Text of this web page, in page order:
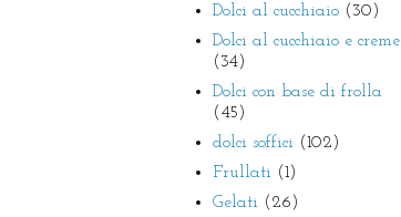
Dolci al cucchiaio (30)
Dolci al cucchiaio e creme
(34)
Dolci con base di frolla
(45)
dolci soffici (102)
Frullati (1)
Gelati (26)